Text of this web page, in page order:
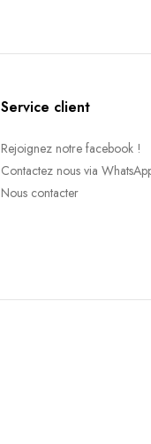
Service client
Rejoignez notre facebook !
Contactez nous via
Nous contacter